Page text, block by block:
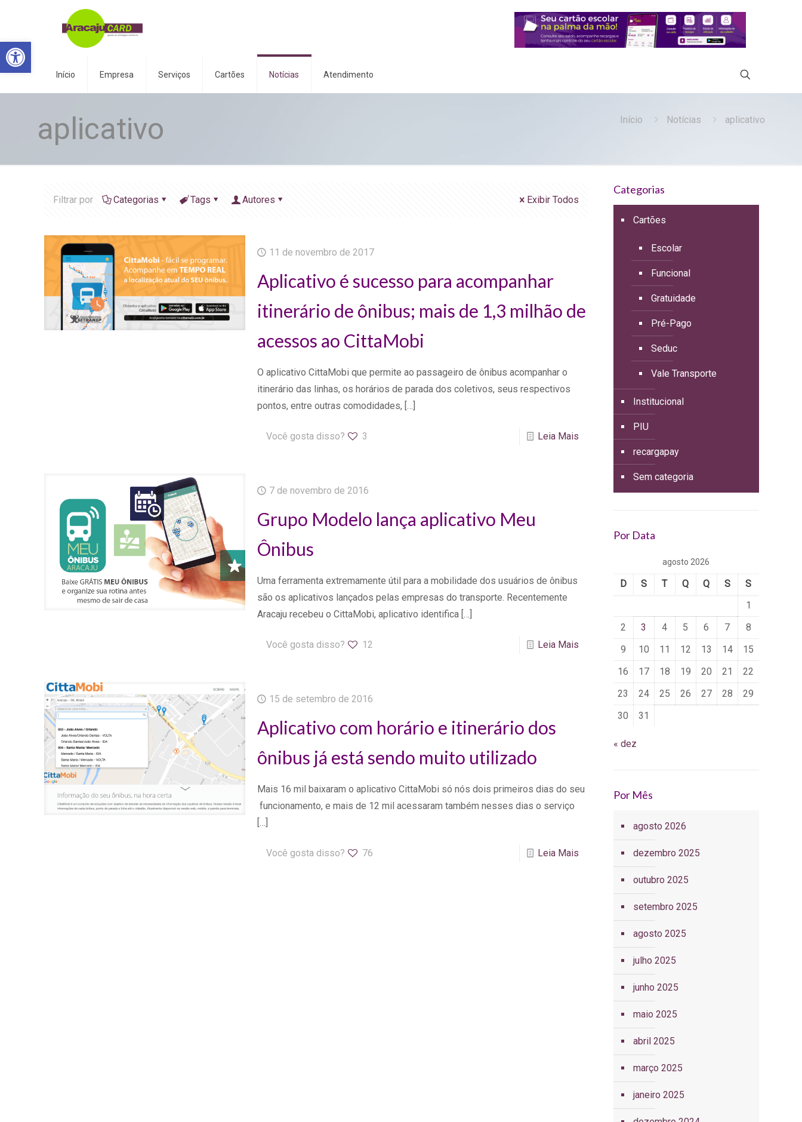
Abrir a barra de ferramentas
Início Empresa Serviços Cartões Notícias Atendimento
aplicativo Início Notícias aplicativo
Filtrar por Categorias Tags Autores Exibir Todos
11 de novembro de 2017
Aplicativo é sucesso para acompanhar
itinerário de ônibus; mais de 1,3 milhão de
acessos ao CittaMobi
O aplicativo CittaMobi que permite ao passageiro de ônibus acompanhar o
itinerário das linhas, os horários de parada dos coletivos, seus respectivos
pontos, entre outras comodidades, […]
Você gosta disso? 3 Leia Mais
7 de novembro de 2016
Grupo Modelo lança aplicativo Meu
Ônibus
Uma ferramenta extremamente útil para a mobilidade dos usuários de ônibus
são os aplicativos lançados pelas empresas do transporte. Recentemente
Aracaju recebeu o CittaMobi, aplicativo identifica[…]
Você gosta disso? 12 Leia Mais
15 de setembro de 2016
Aplicativo com horário e itinerário dos
ônibus já está sendo muito utilizado
Mais 16 mil baixaram o aplicativo CittaMobi só nós dois primeiros dias do seu
funcionamento, e mais de 12 mil acessaram também nesses dias o serviço
[…]
Você gosta disso? 76 Leia Mais
Categorias
Cartões
Escolar
Funcional
Gratuidade
Pré-Pago
Seduc
Vale Transporte
Institucional
PIU
recargapay
Sem categoria
Por Data
agosto 2026
D S T Q Q S
S
1
2
3 4 5 6 7
8
9
10 11 12 13 14
15
16
17 18 19 20 21
22
23
24 25 26 27 28
29
30
31
« dez
Por Mês
agosto 2026
dezembro 2025
outubro 2025
setembro 2025
agosto 2025
julho 2025
junho 2025
maio 2025
abril 2025
março 2025
janeiro 2025